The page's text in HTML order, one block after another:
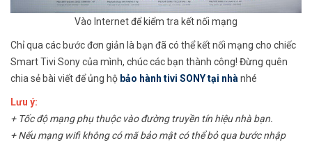
Vào Internet để kiểm tra kết nối mạng
Chỉ qua các bước đơn giản là bạn đã có thể kết nối mạng cho chiếc
Smart Tivi Sony của mình, chúc các bạn thành công! Đừng quên
chia sẻ bài viết để ủng hộ bảo hành tivi SONY tại nhà nhé
Lưu ý:
+ Tốc độ mạng phụ thuộc vào đường truyền tín hiệu nhà bạn.
+ Nếu mạng wifi không có mã bảo mật có thể bỏ qua bước nhập